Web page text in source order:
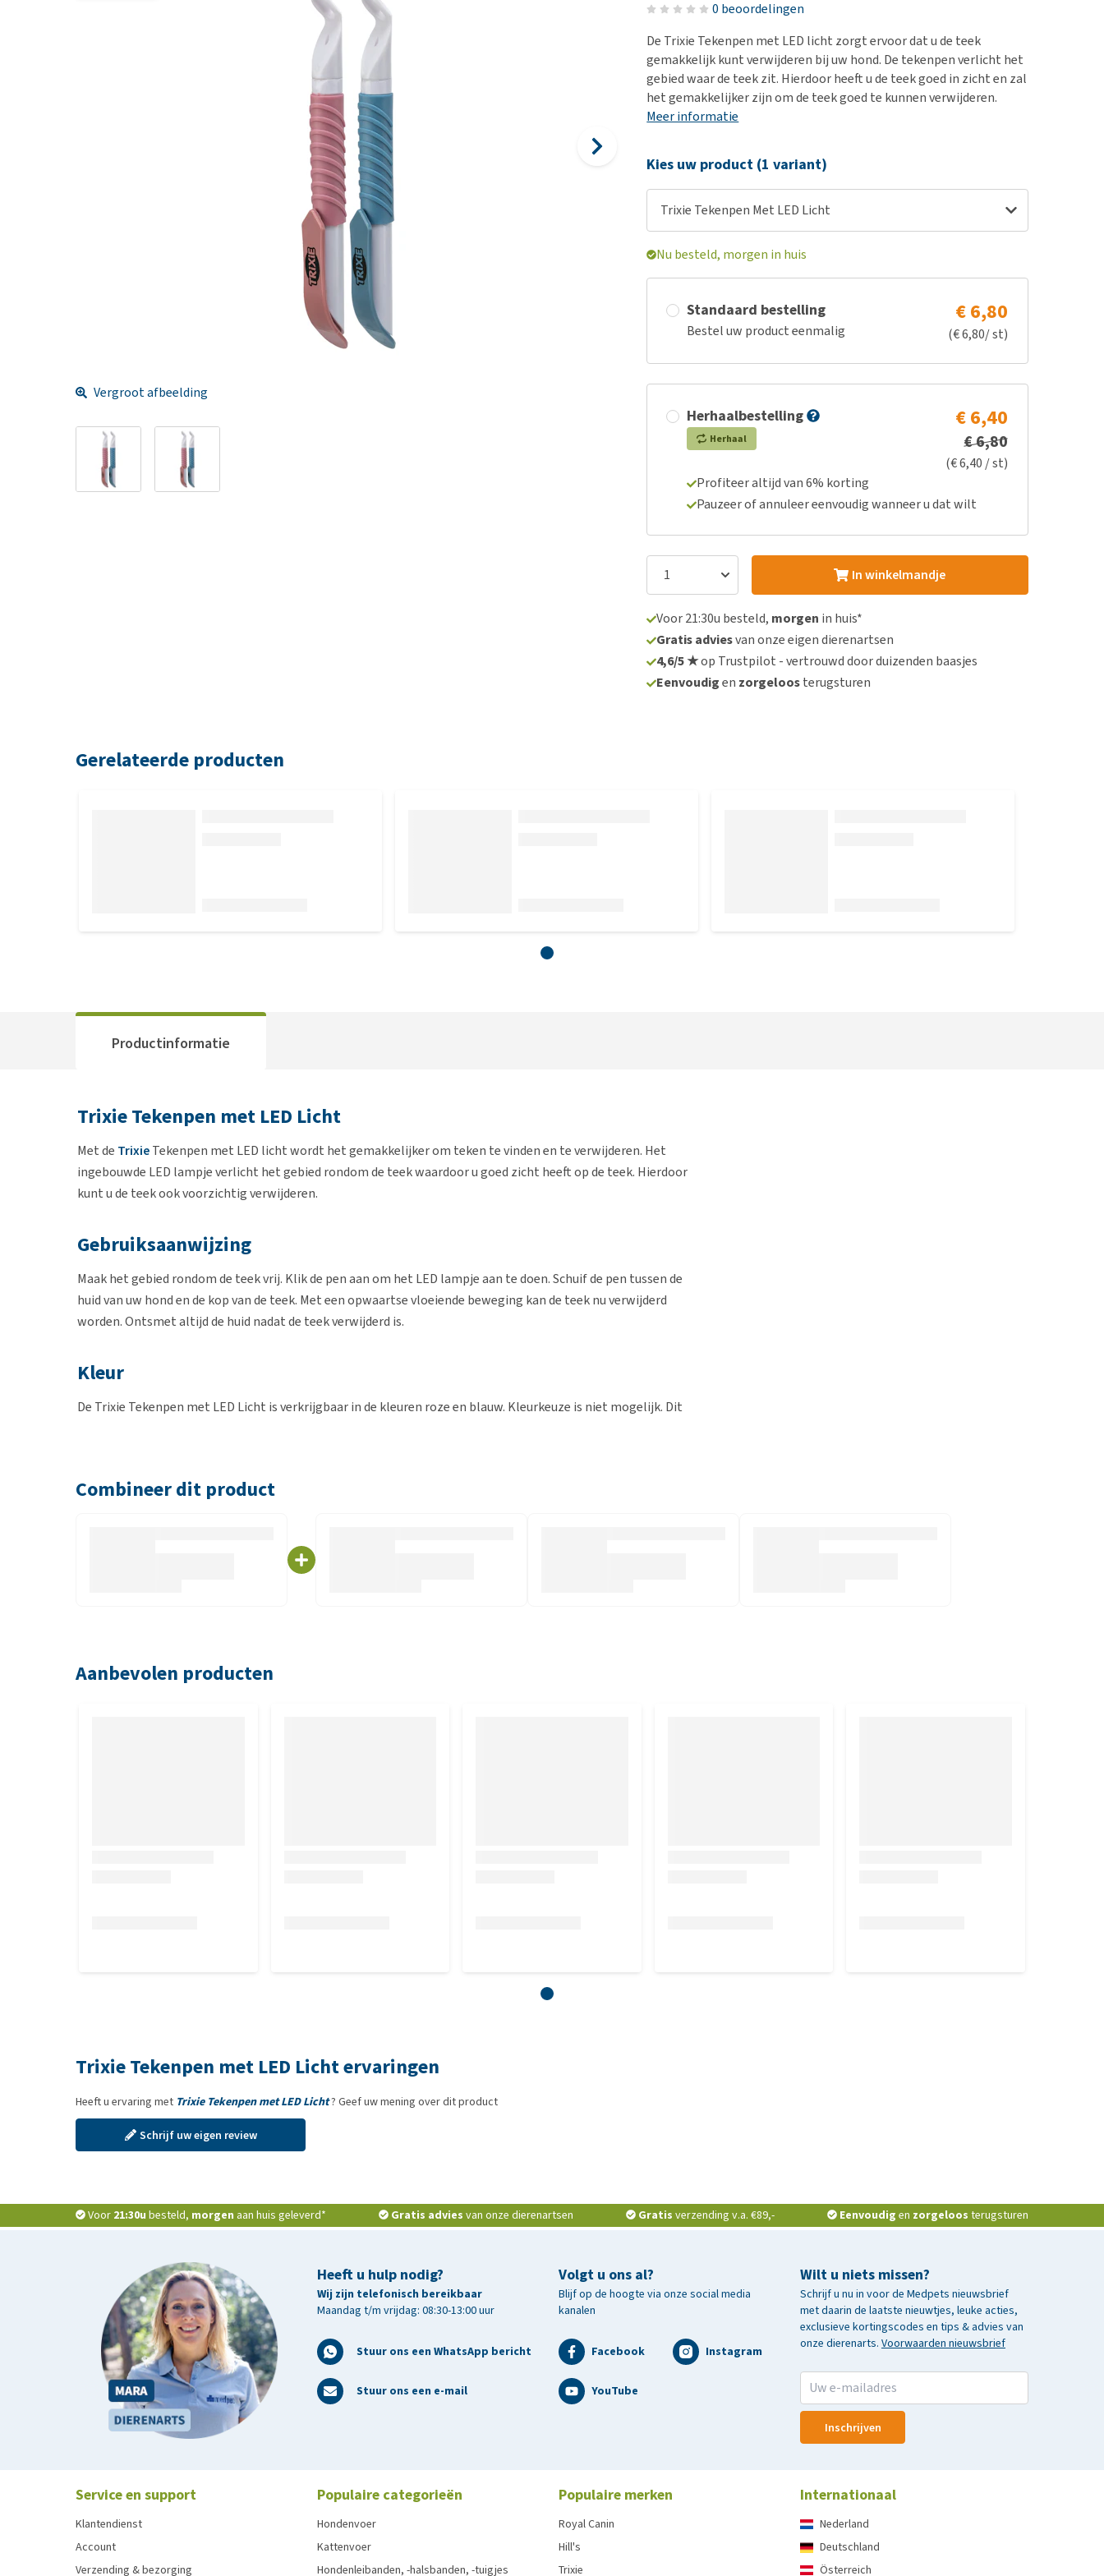
Hypoallergeen voer
Biologisch hondenvoer
Vegan hondenvoer
Bekijk alles
Overgewicht en conditie
Spieren, pezen en botten
Vruchtbaarheid
0 beoordelingen
De Trixie Tekenpen met LED licht zorgt ervoor dat u de teek
gemakkelijk kunt verwijderen bij uw hond. De tekenpen verlicht het
gebied waar de teek zit. Hierdoor heeft u de teek goed in zicht en zal
het gemakkelijker zijn om de teek goed te kunnen verwijderen.
Meer informatie
Vergroot afbeelding
Kies uw product (1 variant)
Trixie Tekenpen Met LED Licht
Nu besteld, morgen in huis
Standaard bestelling
Bestel uw product eenmalig
€ 6,80
(€ 6,80/ st)
Herhaalbestelling
Herhaal
€ 6,40
€ 6,80
(€ 6,40 / st)
Profiteer altijd van 6% korting
Pauzeer of annuleer eenvoudig wanneer u dat wilt
In winkelmandje
Voor 21:30u besteld, morgen in huis*
Gratis adviesvan onze eigen dierenartsen
4,6/5 ★op Trustpilot - vertrouwd door duizenden baasjes
Eenvoudigen zorgeloosterugsturen
Gerelateerde producten
Productinformatie
Trixie Tekenpen met LED Licht
Met de TrixieTekenpen met LED licht wordt het gemakkelijker om teken te vinden en te verwijderen. Het
ingebouwde LED lampje verlicht het gebied rondom de teek waardoor u goed zicht heeft op de teek. Hierdoor
kunt u de teek ook voorzichtig verwijderen.
Gebruiksaanwijzing
Maak het gebied rondom de teek vrij. Klik de pen aan om het LED lampje aan te doen. Schuif de pen tussen de
huid van uw hond en de kop van de teek. Met een opwaartse vloeiende beweging kan de teek nu verwijderd
worden. Ontsmet altijd de huid nadat de teek verwijderd is.
Kleur
De Trixie Tekenpen met LED Licht is verkrijgbaar in de kleuren roze en blauw. Kleurkeuze is niet mogelijk. Dit
Combineer dit product
Aanbevolen producten
Trixie Tekenpen met LED Licht ervaringen
Heeft u ervaring met Trixie Tekenpen met LED Licht? Geef uw mening over dit product
Schrijf uw eigen review
Voor 21:30u besteld, morgen aan huis geleverd* Gratis advies van onze dierenartsen Gratis verzending v.a. €89,- Eenvoudig en zorgeloos terugsturen
Heeft u hulp nodig?
Wij zijn telefonisch bereikbaar
Maandag t/m vrijdag: 08:30-13:00 uur
Stuur ons een WhatsApp bericht
Stuur ons een e-mail
Wilt u niets missen?
Schrijf u nu in voor de Medpets nieuwsbrief
met daarin de laatste nieuwtjes, leuke acties,
exclusieve kortingscodes en tips & advies van
onze dierenarts. Voorwaarden nieuwsbrief
Inschrijven
Volgt u ons al?
Blijf op de hoogte via onze social media
kanalen
Facebook Instagram
YouTube
Service en support
Klantendienst
Account
Verzending & bezorging
Populaire categorieën
Hondenvoer
Kattenvoer
Hondenleibanden, -halsbanden, -tuigjes
Populaire merken
Royal Canin
Hill's
Trixie
Internationaal
Nederland
Deutschland
Österreich